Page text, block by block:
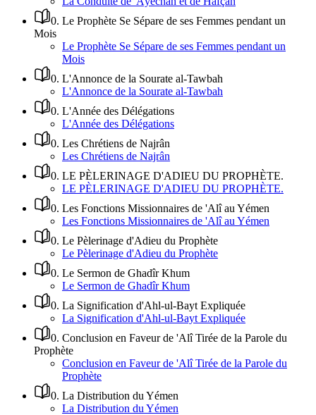
0. Le Prophète Se Sépare de ses Femmes pendant un
Mois
Le Prophète Se Sépare de ses Femmes pendant un
Mois
0. L'Annonce de la Sourate al-Tawbah
L'Annonce de la Sourate al-Tawbah
0. L'Année des Délégations
L'Année des Délégations
0. Les Chrétiens de Najrân
Les Chrétiens de Najrân
0. LE PÈLERINAGE D'ADIEU DU PROPHÈTE.
LE PÈLERINAGE D'ADIEU DU PROPHÈTE.
0. Les Fonctions Missionnaires de 'Alî au Yémen
Les Fonctions Missionnaires de 'Alî au Yémen
0. Le Pèlerinage d'Adieu du Prophète
Le Pèlerinage d'Adieu du Prophète
0. Le Sermon de Ghadîr Khum
Le Sermon de Ghadîr Khum
0. La Signification d'Ahl-ul-Bayt Expliquée
La Signification d'Ahl-ul-Bayt Expliquée
0. Conclusion en Faveur de 'Alî Tirée de la Parole du
Prophète
Conclusion en Faveur de 'Alî Tirée de la Parole du
Prophète
0. La Distribution du Yémen
La Distribution du Yémen